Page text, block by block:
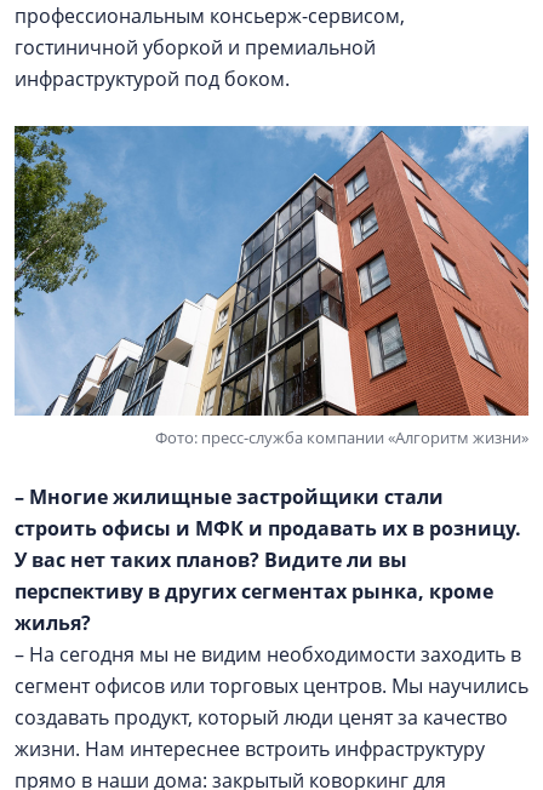
профессиональным консьерж-сервисом,
гостиничной уборкой и премиальной
инфраструктурой под боком.
Фото: пресс-служба компании «Алгоритм жизни»
– Многие жилищные застройщики стали
строить офисы и МФК и продавать их в розницу.
У вас нет таких планов? Видите ли вы
перспективу в других сегментах рынка, кроме
жилья?
– На сегодня мы не видим необходимости заходить в
сегмент офисов или торговых центров. Мы научились
создавать продукт, который люди ценят за качество
жизни. Нам интереснее встроить инфраструктуру
прямо в наши дома: закрытый коворкинг для